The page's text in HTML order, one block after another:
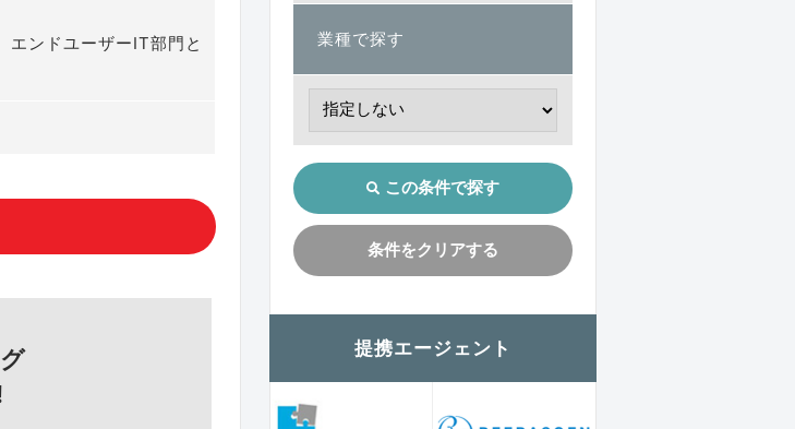
エンドユーザーIT部門と
業種で探す
この条件で探す
条件をクリアする
提携エージェント